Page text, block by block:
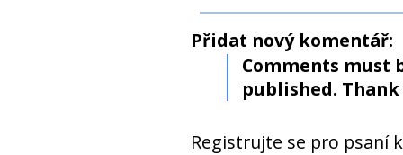
Přidat nový komentář:
Comments must
published. Thank
Registrujte se pro psaní